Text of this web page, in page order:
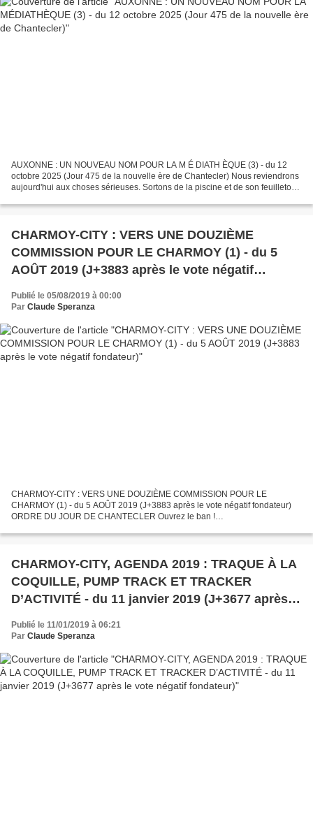
AUXONNE : UN NOUVEAU NOM POUR LA M É DIATH ÈQUE (3) - du 12
octobre 2025 (Jour 475 de la nouvelle ère de Chantecler) Nous reviendrons
aujourd'hui aux choses sérieuses. Sortons de la piscine et de son feuilleton
CHARMOY-CITY : VERS UNE DOUZIÈME
COMMISSION POUR LE CHARMOY (1) - du 5
AOÛT 2019 (J+3883 après le vote négatif
fondateur)
Publié le 05/08/2019 à 00:00
Par Claude Speranza
CHARMOY-CITY : VERS UNE DOUZIÈME COMMISSION POUR LE
CHARMOY (1) - du 5 AOÛT 2019 (J+3883 après le vote négatif fondateur)
ORDRE DU JOUR DE CHANTECLER Ouvrez le ban !
Charmoy ! Le Charmoy...
CHARMOY-CITY, AGENDA 2019 : TRAQUE À LA
COQUILLE, PUMP TRACK ET TRACKER
D’ACTIVITÉ - du 11 janvier 2019 (J+3677 après le
Publié le 11/01/2019 à 06:21
Par Claude Speranza